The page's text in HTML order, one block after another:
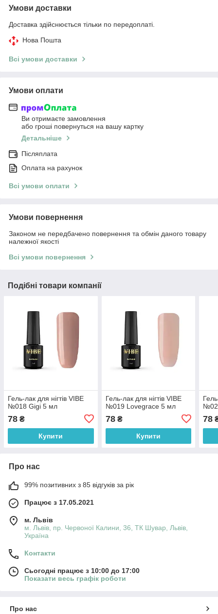
Умови доставки
Доставка здійснюється тільки по передоплаті.
Нова Пошта
Всі умови доставки
Умови оплати
Ви отримаєте замовлення
або гроші повернуться на вашу картку
Детальніше
Післяплата
Оплата на рахунок
Всі умови оплати
Умови повернення
Законом не передбачено повернення та обмін даного товару
належної якості
Всі умови повернення
Подібні товари компанії
Гель-лак для нігтів VIBE
№018 Gigi 5 мл
78 ₴
Купити
Гель-лак для нігтів VIBE
№019 Lovegrace 5 мл
78₴
Купити
78
Про нас
99% позитивних з 85 відгуків за рік
Працює з 17.05.2021
м. Львів
м. Львів, пр. Червоної Калини, 36, ТК Шувар, Львів,
Україна
Контакти
Сьогодні працює з 10:00 до 17:00
Показати весь графік роботи
Про нас